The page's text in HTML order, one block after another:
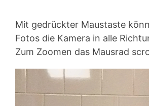
Mit gedrückter Maustaste
Fotos die Kamera in alle
Zum Zoomen das Mausrad